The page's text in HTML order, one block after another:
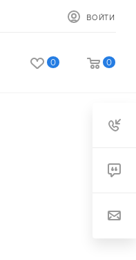
ВОЙТИ
0 0